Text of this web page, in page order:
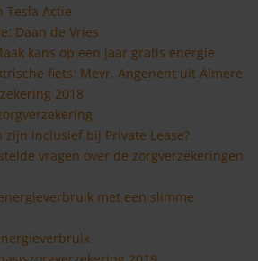
Tesla Actie
Daan de Vries
kans op een jaar gratis energie
fiets: Mevr. Angenent uit Almere
2018
zijn inclusief bij Private Lease?
vragen over de zorgverzekeringen
met een slimme